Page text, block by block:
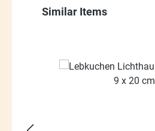
Produktgalerie überspringen
Similar Items